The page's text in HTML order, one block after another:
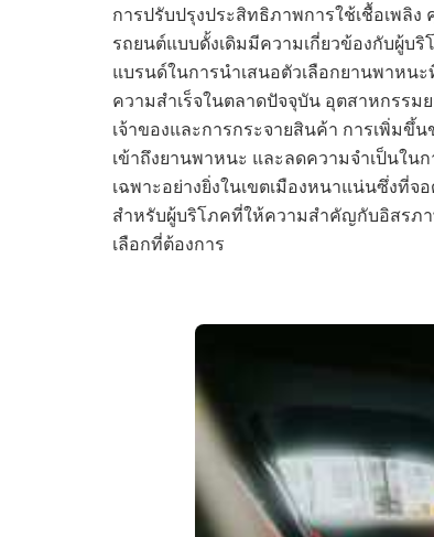
การปรับปรุงประสิทธิภาพการใช้เชื้อเพลิ
รถยนต์แบบดั้งเดิมมีความเกี่ยวข้องกับผู้
แบรนด์ในการนำเสนอตัวเลือกยานพาห
ความสำเร็จในตลาดปัจจุบัน อุตสาหกรร
เจ้าของและการกระจายสินค้า การเพิ่ม
เข้าถึงยานพาหนะ และลดความจำเป็นใน
เฉพาะอย่างยิ่งในเขตเมืองหนาแน่นซึ่งที่
สำหรับผู้บริโภคที่ให้ความสำคัญกับอิสรภา
เลือกที่ต้องการ